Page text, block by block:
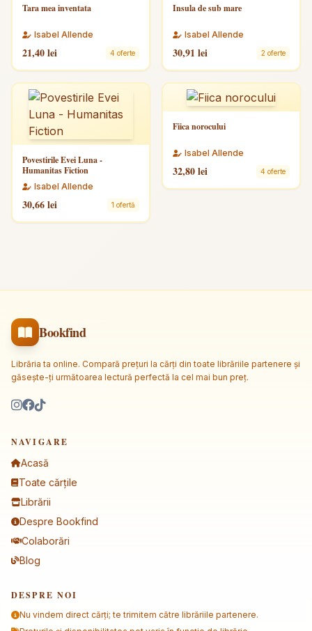
Tara mea inventata
Isabel Allende
21,40 lei 4 oferte
Insula de sub mare
Isabel Allende
30,91 lei 2 oferte
Povestirile Evei Luna -
Humanitas Fiction
Isabel Allende
30,66 lei 1 ofertă
Fiica norocului
Isabel Allende
32,80 lei 4 oferte
Bookfind
Librăria ta online. Compară prețuri la cărți din toate librăriile partenere și
găsește-ți următoarea lectură perfectă la cel mai bun preț.
NAVIGARE
Acasă
Toate cărțile
Librării
Despre Bookfind
Colaborări
Blog
DESPRE NOI
Nu vindem direct cărți; te trimitem către librăriile partenere.